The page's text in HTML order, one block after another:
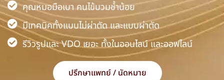
คุณหมอมือเบา คนไข้บวมช้ำน้อย
มีเทคนิคทั้งแบบไม่ผ่าตัด และแบบผ่าตัด
รีวิวรูปและ VDO เยอะ ทั้งในออนไลน์ และออฟไลน์
ปรึกษาแพทย์ / นัดหมาย